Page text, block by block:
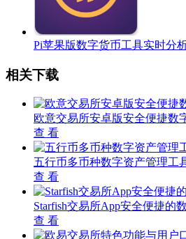
Pi苹果版数字货币工具实时分
相关下载
欧意交易所安卓版安全便捷数
查 看
五行币多币种数字资产管理工
查 看
Starfish交易所App安全便捷的
查 看